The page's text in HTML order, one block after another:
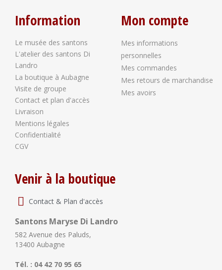
Information
Le musée des santons
L'atelier des santons Di
Landro
La boutique à Aubagne
Visite de groupe
Contact et plan d'accès
Livraison
Mentions légales
Confidentialité
CGV
Mon compte
Mes informations
personnelles
Mes commandes
Mes retours de marchandise
Mes avoirs
Venir à la boutique
Contact & Plan d'accès
Santons Maryse Di Landro
582 Avenue des Paluds,
13400 Aubagne
Tél. : 04 42 70 95 65